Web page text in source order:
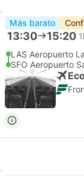
Más barato
13:30 15:20
LAS Aeropuerto
SFO Aeropuerto